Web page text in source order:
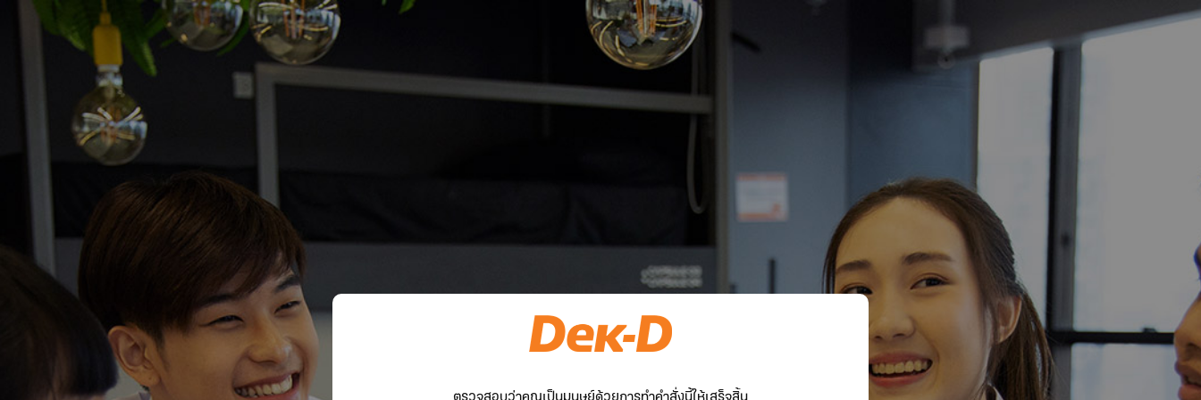
ตรวจสอบว่าคุณเป็นมนุษย์ด้วยการทำคำสั่งนี้ให้เสร็จสิ้น